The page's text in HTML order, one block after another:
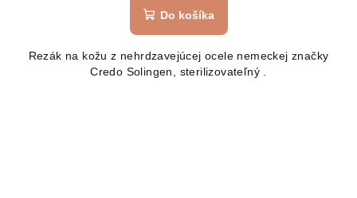
Do košíka
Rezák na kožu z nehrdzavejúcej ocele nemeckej značky
Credo Solingen, sterilizovateľný .